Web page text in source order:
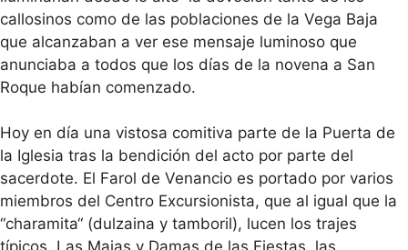
callosinos como de las poblaciones de la Vega Baja
que alcanzaban a ver ese mensaje luminoso que
anunciaba a todos que los días de la novena a San
Roque habían comenzado.
Hoy en día una vistosa comitiva parte de la Puerta de
la Iglesia tras la bendición del acto por parte del
sacerdote. El Farol de Venancio es portado por varios
miembros del Centro Excursionista, que al igual que la
“charamita“ (dulzaina y tamboril), lucen los trajes